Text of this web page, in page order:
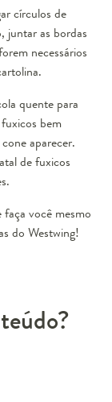
círculos de
juntar as bordas
necessários
quente para
bem
aparecer.
de fuxicos
você mesmo
do Westwing!